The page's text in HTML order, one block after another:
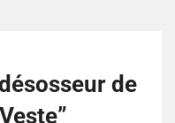
de
”